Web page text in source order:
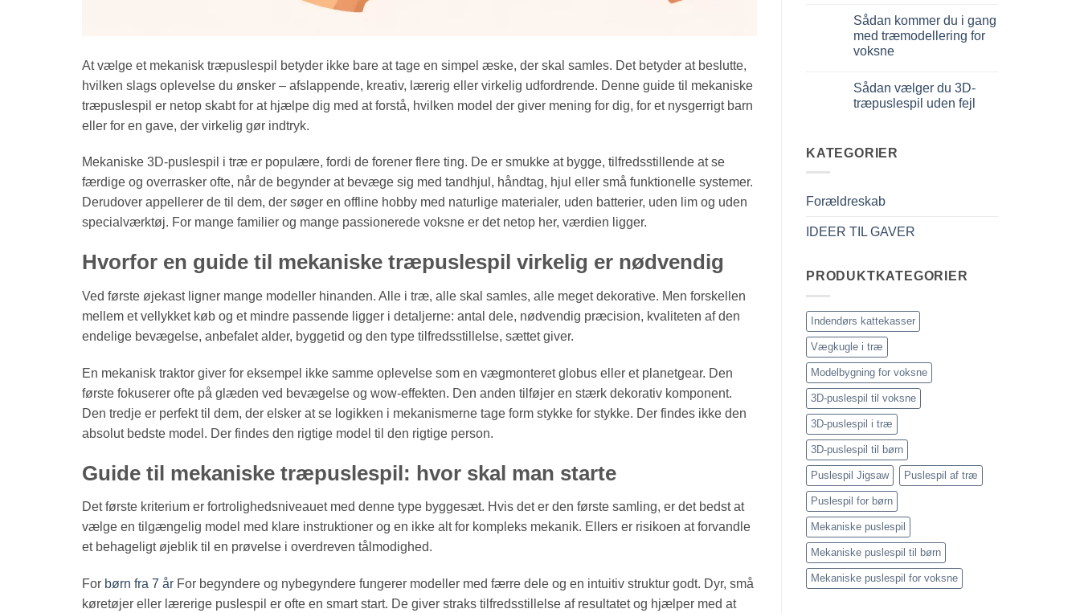
At vælge et mekanisk træpuslespil betyder ikke bare at tage en simpel æske, der skal samles. Det betyder at beslutte,
hvilken slags oplevelse du ønsker – afslappende, kreativ, lærerig eller virkelig udfordrende. Denne guide til mekaniske
træpuslespil er netop skabt for at hjælpe dig med at forstå, hvilken model der giver mening for dig, for et nysgerrigt barn
eller for en gave, der virkelig gør indtryk.
Mekaniske 3D-puslespil i træ er populære, fordi de forener flere ting. De er smukke at bygge, tilfredsstillende at se
færdige og overrasker ofte, når de begynder at bevæge sig med tandhjul, håndtag, hjul eller små funktionelle systemer.
Derudover appellerer de til dem, der søger en offline hobby med naturlige materialer, uden batterier, uden lim og uden
specialværktøj. For mange familier og mange passionerede voksne er det netop her, værdien ligger.
Hvorfor en guide til mekaniske træpuslespil virkelig er nødvendig
Ved første øjekast ligner mange modeller hinanden. Alle i træ, alle skal samles, alle meget dekorative. Men forskellen
mellem et vellykket køb og et mindre passende ligger i detaljerne: antal dele, nødvendig præcision, kvaliteten af den
endelige bevægelse, anbefalet alder, byggetid og den type tilfredsstillelse, sættet giver.
En mekanisk traktor giver for eksempel ikke samme oplevelse som en vægmonteret globus eller et planetgear. Den
første fokuserer ofte på glæden ved bevægelse og wow-effekten. Den anden tilføjer en stærk dekorativ komponent.
Den tredje er perfekt til dem, der elsker at se logikken i mekanismerne tage form stykke for stykke. Der findes ikke den
absolut bedste model. Der findes den rigtige model til den rigtige person.
Guide til mekaniske træpuslespil: hvor skal man starte
Det første kriterium er fortrolighedsniveauet med denne type byggesæt. Hvis det er den første samling, er det bedst at
vælge en tilgængelig model med klare instruktioner og en ikke alt for kompleks mekanik. Ellers er risikoen at forvandle
et behageligt øjeblik til en prøvelse i overdreven tålmodighed.
For børn fra 7 år For begyndere og nybegyndere fungerer modeller med færre dele og en intuitiv struktur godt. Dyr, små
køretøjer eller lærerige puslespil er ofte en smart start. De giver straks tilfredsstillelse af resultatet og hjælper med at
davvero
til
regalare
a
di
8
anni
originali
Sådan kommer du i gang
med træmodellering for
voksne
til
Come
iniziare
Sådan vælger du 3D-
træpuslespil uden fejl
Come
scegliere
senza
KATEGORIER
Forældreskab
IDEER TIL GAVER
PRODUKTKATEGORIER
Indendørs kattekasser
Vægkugle i træ
Modelbygning for voksne
3D-puslespil til voksne
3D-puslespil i træ
3D-puslespil til børn
Puslespil Jigsaw Puslespil af træ
Puslespil for børn
Mekaniske puslespil
Mekaniske puslespil til børn
Mekaniske puslespil for voksne